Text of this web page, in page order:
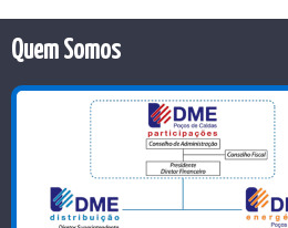
Quem Somos